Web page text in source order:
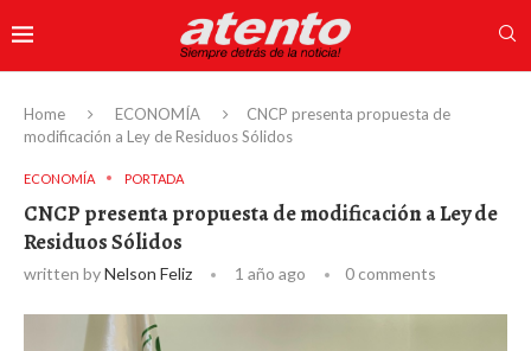
Home ECONOMÍA
CNCP presenta propuesta de
modificación a Ley de Residuos Sólidos
ECONOMÍA PORTADA
CNCP presenta propuesta de modificación a Ley de
Residuos Sólidos
written byNelson Feliz 1 año ago 0 comments